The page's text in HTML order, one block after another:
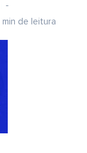
min de leitura